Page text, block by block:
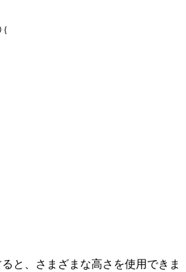
{
と、さまざまな高さを使用できま